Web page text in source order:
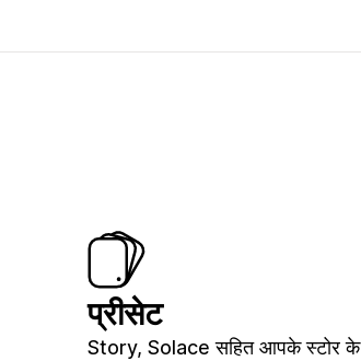
प्रीसेट
Story, Solace सहित आपके स्टोर के